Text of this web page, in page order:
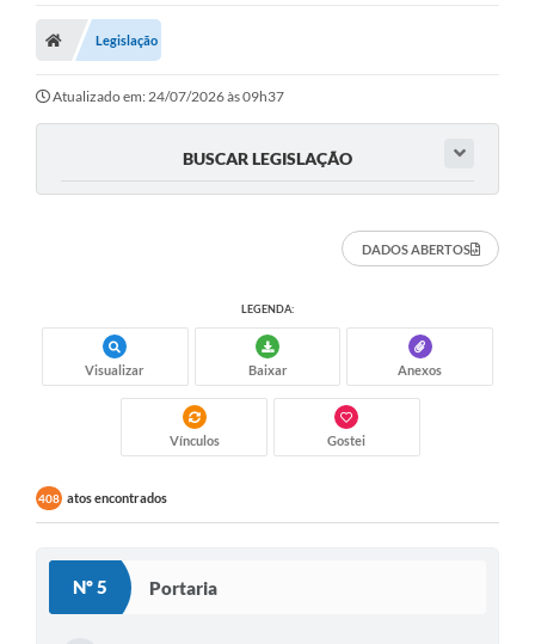
Legislação
Atualizado em: 24/07/2026 às 09h37
BUSCAR LEGISLAÇÃO
DADOS ABERTOS
LEGENDA:
Visualizar Baixar Anexos
Vínculos Gostei
408 atos encontrados
Nº 5 Portaria